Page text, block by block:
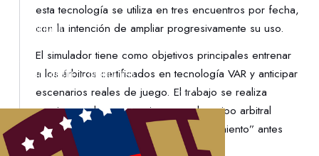
DENUNCIAS
PROTECCIÓN DE LA INFANCIA
esta tecnología se utiliza en tres encuentros por fecha,
con la intención de ampliar progresivamente su uso.
El simulador tiene como objetivos principales entrenar
a los árbitros certificados en tecnología VAR y anticipar
escenarios reales de juego. El trabajo se realiza
previo a cada compromiso, con el equipo arbitral
designado, como parte de su “calentamiento” antes
del inicio del encuentro.